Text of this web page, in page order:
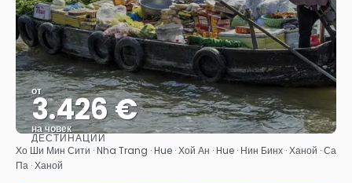
от
3.426 €
на човек
Вижте
ДЕСТИНАЦИИ
Хо Ши Мин Сити · Nha Trang · Hue · Хой Ан · Hue · Нин Бинх · Ханой · Са
Па · Ханой